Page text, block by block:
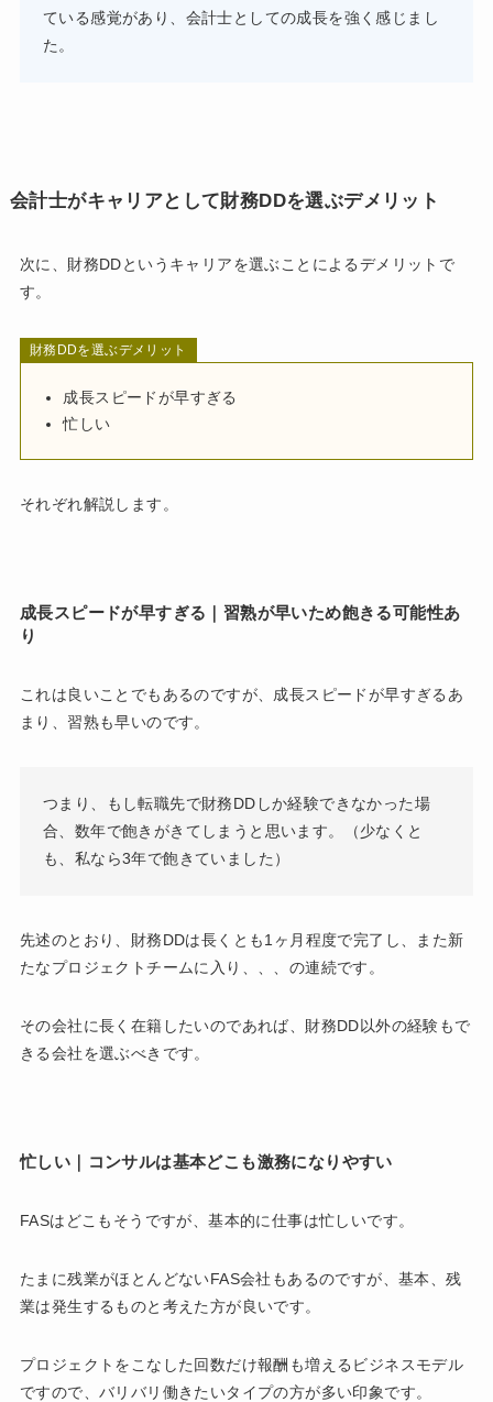
ている感覚があり、会計士としての成長を強く感じまし
た。
会計士がキャリアとして財務DDを選ぶデメリット
次に、財務DDというキャリアを選ぶことによるデメリットで
す。
財務DDを選ぶデメリット
成長スピードが早すぎる
忙しい
それぞれ解説します。
成長スピードが早すぎる｜習熟が早いため飽きる可能性あ
り
これは良いことでもあるのですが、成長スピードが早すぎるあ
まり、習熟も早いのです。
つまり、もし転職先で財務DDしか経験できなかった場
合、数年で飽きがきてしまうと思います。（少なくと
も、私なら3年で飽きていました）
先述のとおり、財務DDは長くとも1ヶ月程度で完了し、また新
たなプロジェクトチームに入り、、、の連続です。
その会社に長く在籍したいのであれば、財務DD以外の経験もで
きる会社を選ぶべきです。
忙しい｜コンサルは基本どこも激務になりやすい
FASはどこもそうですが、基本的に仕事は忙しいです。
たまに残業がほとんどないFAS会社もあるのですが、基本、残
業は発生するものと考えた方が良いです。
プロジェクトをこなした回数だけ報酬も増えるビジネスモデル
ですので、バリバリ働きたいタイプの方が多い印象です。